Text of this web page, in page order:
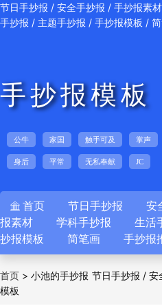
节日手抄报 / 安全手抄报 / 手抄报素材
手抄报 / 主题手抄报 / 手抄报模板 /
手抄报模板
公牛 家国 触手可及 掌声
身后 平常 无私奉献 JC
 首页 节日手抄报 安
报素材
学科手抄报 生活
抄报模板
简笔画 手抄报
节日手抄报 /安
首页 > 小池的手抄报
模板